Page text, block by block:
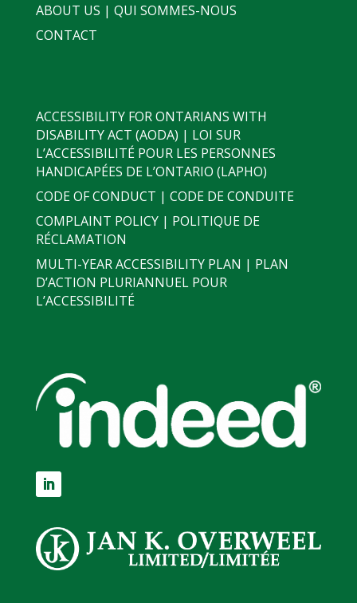
ABOUT US | QUI SOMMES-NOUS
CONTACT
ACCESSIBILITY FOR ONTARIANS WITH
DISABILITY ACT (AODA) | LOI SUR
L’ACCESSIBILITÉ POUR LES PERSONNES
HANDICAPÉES DE L’ONTARIO (LAPHO)
CODE OF CONDUCT | CODE DE CONDUITE
COMPLAINT POLICY | POLITIQUE DE
RÉCLAMATION
MULTI-YEAR ACCESSIBILITY PLAN | PLAN
D’ACTION PLURIANNUEL POUR
L’ACCESSIBILITÉ